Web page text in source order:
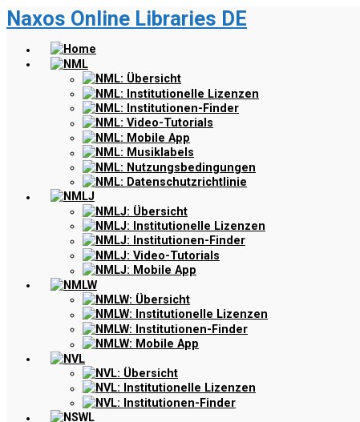
Zum
Hauptinhalt
springen
Naxos Online Libraries DE
Home
NML
NML: Übersicht
NML: Institutionelle Lizenzen
NML: Institutionen-Finder
NML: Video-Tutorials
NML: Mobile App
NML: Musiklabels
NML: Nutzungsbedingungen
NML: Datenschutzrichtlinie
NMLJ
NMLJ: Übersicht
NMLJ: Institutionelle Lizenzen
NMLJ: Institutionen-Finder
NMLJ: Video-Tutorials
NMLJ: Mobile App
NMLW
NMLW: Übersicht
NMLW: Institutionelle Lizenzen
NMLW: Institutionen-Finder
NMLW: Mobile App
NVL
NVL: Übersicht
NVL: Institutionelle Lizenzen
NVL: Institutionen-Finder
NSWL